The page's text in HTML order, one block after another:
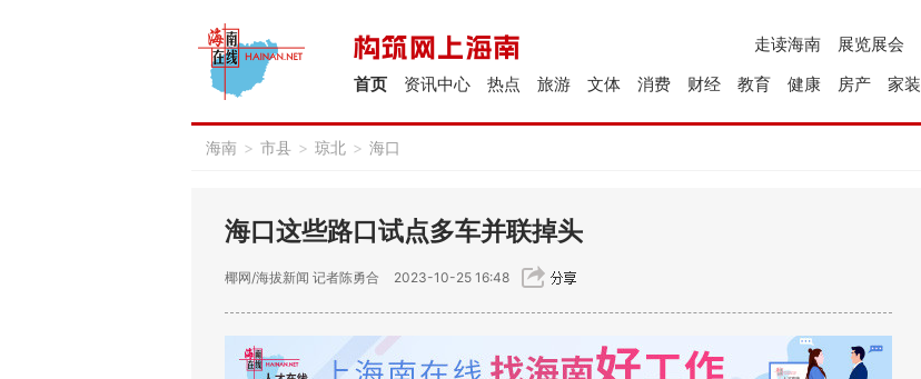
展览展会
走读海南
家装
房产
健康
教育
财经
消费
文体
旅游
热点
资讯中心
首页
海南 > 市县 > 琼北 > 海口
海口这些路口试点多车并联掉头
椰网/海拔新闻 记者陈勇合 2023-10-25 16:48